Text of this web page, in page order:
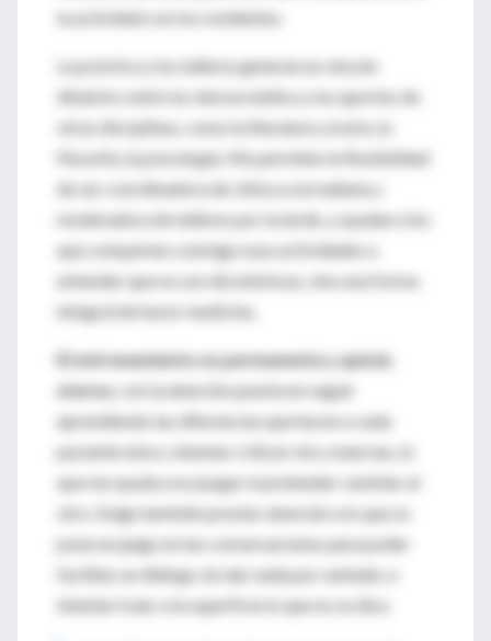
la actividad con los residentes.
La práctica y los talleres generan un vínculo
dinámico entre la ciencia médica y los aportes de
otras disciplinas, como la literatura, el arte, la
filosofía, la psicología. Me permiten la flexibilidad
de ser coordinadora de clínica a la mañana y
moderadora de talleres por la tarde, y ayudan a los
que comparten conmigo esas actividades a
entender que no son dicotómicas, sino una forma
integral de hacer medicina.
El entrenamiento es permanente y quizás
eterno, con la atención puesta en seguir
aprendiendo las diferencias que hacen a cada
paciente único, intentar criticar mis creencias, lo
que me ayuda a no juzgar ni pretender cambiar al
otro. Exige también prestar atención a lo que se
pone en juego en las conversaciones para poder
facilitar un diálogo sin dar nada por sentado, e
intentar traer a la superficie lo que no se dice.